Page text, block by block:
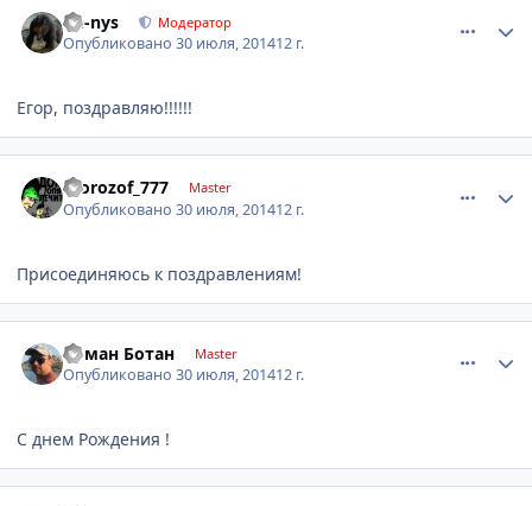
De-nys Модератор
Опубликовано30 июля, 201412 г.
Егор, поздравляю!!!!!!
morozof_777 Master
Опубликовано30 июля, 201412 г.
Присоединяюсь к поздравлениям!
Роман Ботан Master
Опубликовано30 июля, 201412 г.
С днем Рождения !